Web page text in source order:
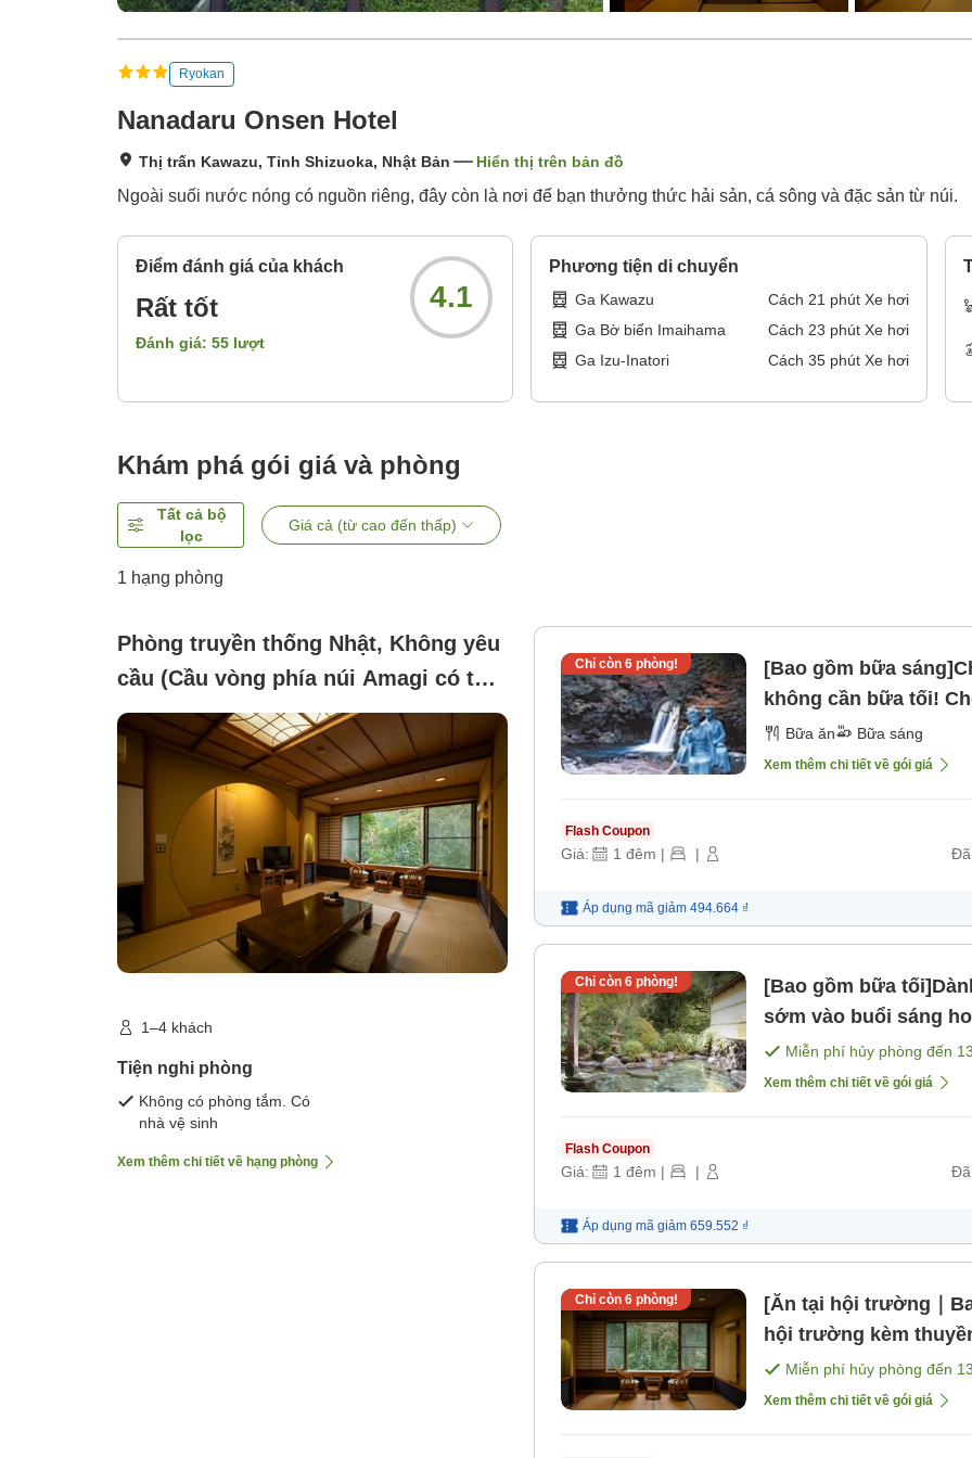
Ryokan
Nanadaru Onsen Hotel
Thị trấn Kawazu, Tỉnh Shizuoka, Nhật Bản Hiển thị trên bản đồ
Ngoài suối nước nóng có nguồn riêng, đây còn là nơi để bạn thưởng thức hải sản, cá sông và đặc sản từ núi.
Điểm đánh giá của khách
Rất tốt
Đánh giá: 55 lượt
4.1
Phương tiện di chuyển
Ga Kawazu Cách 21 phút Xe hơi
Ga Bờ biển Imaihama
Cách 23 phút Xe hơi
Ga Izu-Inatori
Cách 35phút Xe hơi
Khám phá gói giá và phòng
Tất cả bộ
lọc
Giá cả (từ cao đến thấp)
1 hạng phòng
Phòng truyền thống Nhật, Không yêu
cầu (Cầu vòng phía núi Amagi có thể
nhìn thấy [8 chiếu])
1–4 khách
Tiện nghi phòng
Không có phòng tắm. Có
nhà vệ sinh
Xem thêm chi tiết về hạng phòng
Chỉ còn 6phòng!
[Bao gồm bữa
không cần bữa tối!
sáng]
Bữa ăn Bữa sáng
Xem thêm chi tiết về gói giá
Flash Coupon
Giá: 1 đêm | | Đã
Áp dụng mã giảm 494.664 ₫
Chỉ còn 6phòng!
[Bao gồm bữa
sớm vào buổi sáng hoặc ngủ
[Bữa tối]
Miễn phí hủy phòng đến
Xem thêm chi tiết về gói giá
Flash Coupon
Giá: 1 đêm | | Đã
Áp dụng mã giảm 659.552 ₫
Chỉ còn 6phòng!
[Ăn tại hội trường｜
hội trường kèm thuyền sashimi
[Bữa sáng] [Bữa tối]
Miễn phí hủy phòng đến
Xem thêm chi tiết về gói giá